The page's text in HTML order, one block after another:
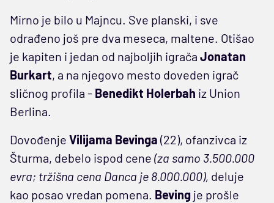
Mirno je bilo u Majncu. Sve planski, i sve
odrađeno još pre dva meseca, maltene. Otišao
je kapiten i jedan od najboljih igrača Jonatan
Burkart, a na njegovo mesto doveden igrač
sličnog profila - Benedikt Holerbah iz Union
Berlina.
Dovođenje Vilijama Bevinga (22), ofanzivca iz
Šturma, debelo ispod cene (za samo 3.500.000
evra; tržišna cena Danca je 8.000.000), deluje
kao posao vredan pomena. Beving je prošle